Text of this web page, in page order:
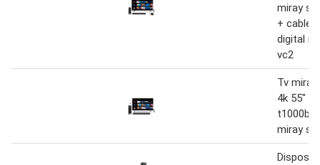
miray
+ cable
digital
vc2
Tv
4k 55"
t1000bt
miray